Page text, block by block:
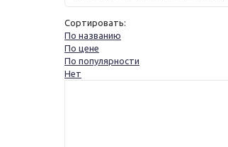
Сортировать:
По названию
По цене
По популярности
Нет